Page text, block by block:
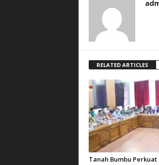
RELATED ARTICLES
Tanah Bumbu Perkuat